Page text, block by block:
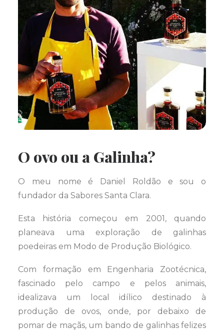
O ovo ou a Galinha?
O meu nome é Daniel Roldão e sou o
fundador da Sabores Santa Clara.
Esta história começou em 2001, quando
planeava uma exploração de galinhas
poedeiras em Modo de Produção Biológico.
Com formação em Engenharia Zootécnica,
fascinado pelo campo e pelos animais,
idealizava um local idílico destinado à
produção de ovos, onde, por debaixo de
pomar de maçãs, um bando de galinhas felizes